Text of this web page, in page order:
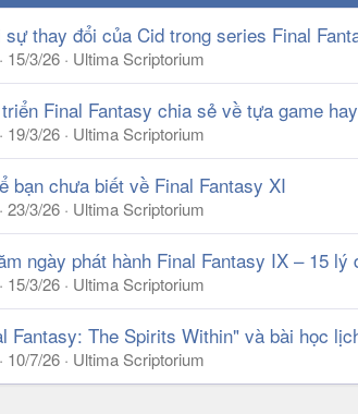
thay đổi của Cid trong series Final
15/3/26 Ultima Scriptorium
Final Fantasy chia sẻ về tựa game
19/3/26 Ultima Scriptorium
bạn chưa biết về Final Fantasy XI
23/3/26 Ultima Scriptorium
ngày phát hành Final Fantasy IX – 15
15/3/26 Ultima Scriptorium
Fantasy: The Spirits Within" và bài học
10/7/26 Ultima Scriptorium